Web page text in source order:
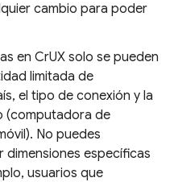
cambio para poder
en CrUX solo se pueden
limitada de
el tipo de conexión y la
(computadora de
No puedes
específicas
usuarios que